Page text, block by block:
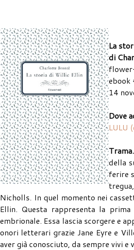
La
di
ebook
14
Dove
LULU
Trama.
della
ferire
Nicholls. In quel momento nei
Ellin. Questa rappresenta la
embrionale. Essa lascia scorgere e
onori letterari grazie Jane Eyre e
aver già conosciuto, da sempre vivi e